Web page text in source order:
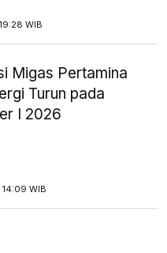
WIB
Migas Pertamina
Turun pada
I 2026
WIB